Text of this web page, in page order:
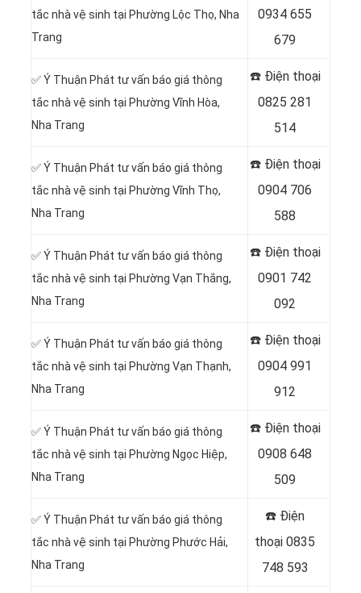
tắc nhà vệ sinh tại Phường Lộc Thọ, Nha
Trang
0934 655
679
✅ Ý Thuận Phát tư vấn báo giá thông
tắc nhà vệ sinh tại Phường Vĩnh Hòa,
Nha Trang
☎️ Điện thoại
0825 281
514
✅ Ý Thuận Phát tư vấn báo giá thông
tắc nhà vệ sinh tại Phường Vĩnh Thọ,
Nha Trang
☎️ Điện thoại
0904 706
588
✅ Ý Thuận Phát tư vấn báo giá thông
tắc nhà vệ sinh tại Phường Vạn Thắng,
Nha Trang
☎️ Điện thoại
0901 742
092
✅ Ý Thuận Phát tư vấn báo giá thông
tắc nhà vệ sinh tại Phường Vạn Thạnh,
Nha Trang
☎️ Điện thoại
0904 991
912
✅ Ý Thuận Phát tư vấn báo giá thông
tắc nhà vệ sinh tại Phường Ngọc Hiệp,
Nha Trang
☎️ Điện thoại
0908 648
509
✅ Ý Thuận Phát tư vấn báo giá thông
tắc nhà vệ sinh tại Phường Phước Hải,
Nha Trang
☎️ Điện
thoại 0835
748 593